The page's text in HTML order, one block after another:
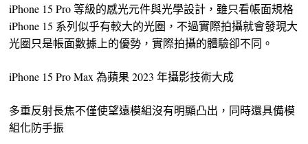
iPhone 15 Pro 等級的感光元件與光學設計，雖只看帳面規格
iPhone 15 系列似乎有較大的光圈，不過實際拍攝就會發現大
光圈只是帳面數據上的優勢，實際拍攝的體驗卻不同。
iPhone 15 Pro Max 為蘋果 2023 年攝影技術大成
多重反射長焦不僅使望遠模組沒有明顯凸出，同時還具備模
組化防手振